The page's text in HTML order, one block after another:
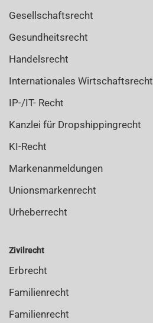
Gesellschaftsrecht
Gesundheitsrecht
Handelsrecht
Internationales Wirtschaftsrecht
IP-/IT- Recht
Kanzlei für Dropshippingrecht
KI-Recht
Markenanmeldungen
Unionsmarkenrecht
Urheberrecht
Zivilrecht
Erbrecht
Familienrecht
Familienrecht